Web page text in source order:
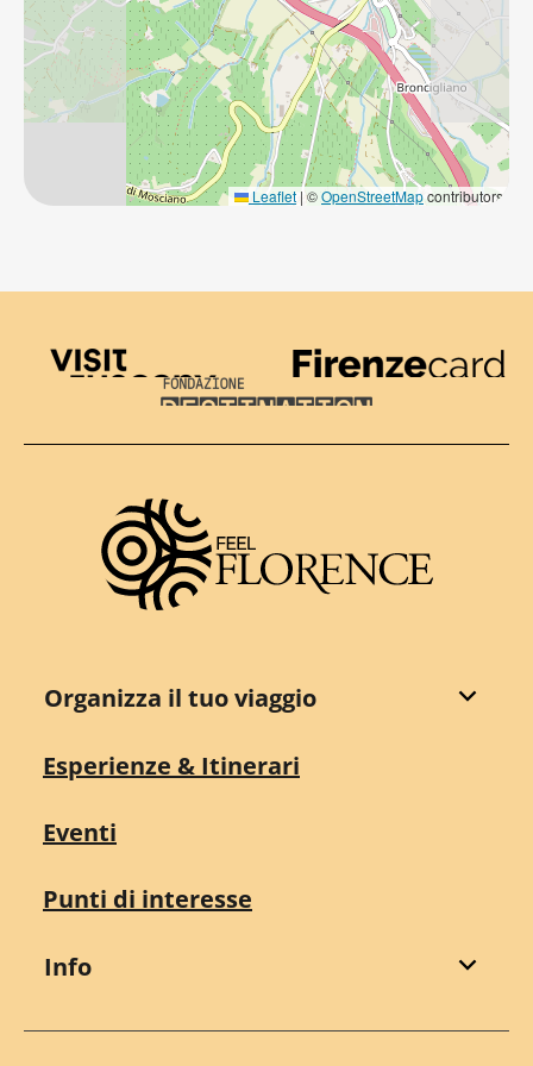
Leaflet |©OpenStreetMapcontributors
Visit Tuscany
Firenze Card
Destination Florence
Organizza il tuo viaggio
Esperienze & Itinerari
Eventi
Punti di interesse
Info